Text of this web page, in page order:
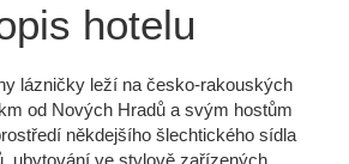
hotelu
lázničky leží na česko-rakouských
od Nových Hradů a svým hostům
někdejšího šlechtického sídla
ubytování ve stylově zařízených